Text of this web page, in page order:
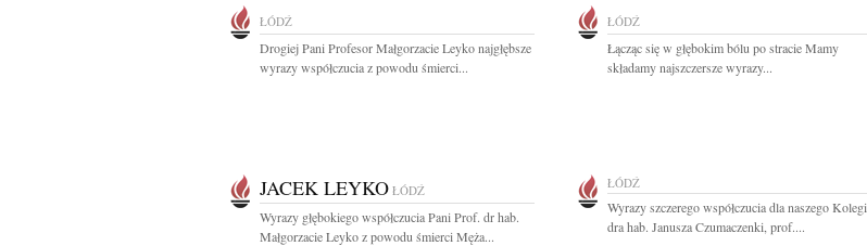
ŁÓDŹ
Drogiej Pani Profesor Małgorzacie Leyko najgłębsze
wyrazy współczucia z powodu śmierci...
ŁÓDŹ
Łącząc się w głębokim bólu po stracie Mamy
składamy najszczersze wyrazy...
JACEK LEYKO ŁÓDŹ
Wyrazy głębokiego współczucia Pani Prof. dr hab.
Małgorzacie Leyko z powodu śmierci Męża...
ŁÓDŹ
Wyrazy szczerego współczucia dla naszego Kolegi
dra hab. Janusza Czumaczenki, prof....